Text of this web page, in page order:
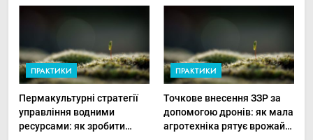
ПРАКТИКИ
Пермакультурні стратегії
управління водними
ресурсами: як зробити
ПРАКТИКИ
Точкове внесення ЗЗР за
допомогою дронів: як мала
агротехніка рятує врожай